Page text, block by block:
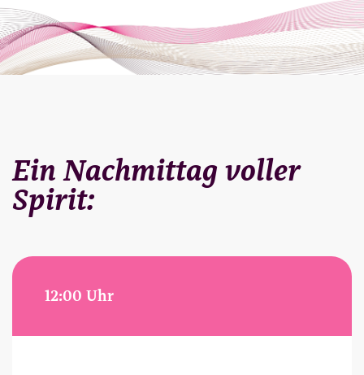
Ein Nachmittag voller
Spirit:
12:00 Uhr